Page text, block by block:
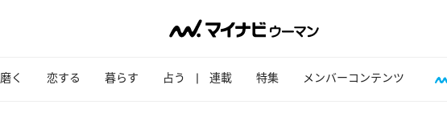
磨く 恋する 暮らす 占う 連載 特集 メンバーコンテンツ